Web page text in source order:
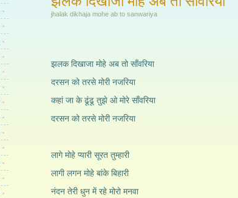
jhalak dikhaja mohe ab to sanwariya
झलक दिखाजा मोहे अब तो साँवरिया
दरसन को तरसे मोरी नजरिया
कहां जा के ढूंढू तुझे ओ मोरे साँवरिया
दरसन को तरसे मोरी नजरिया
लागे मोहे प्यारी सूरत तुम्हारी
लागी लगन मोहे बांके बिहारी
नंदन तेरी धुन में रहे मोरो मनवा